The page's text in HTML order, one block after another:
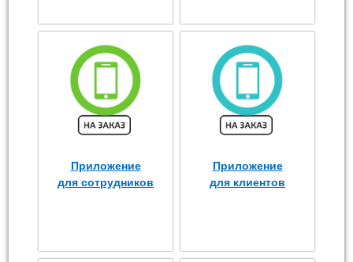
Приложение
для сотрудников
Приложение
для клиентов